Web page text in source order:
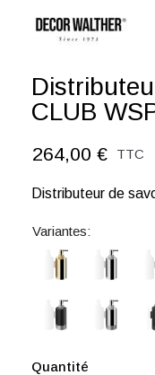
CLUB
264,00 € TTC
Distributeur de
Variantes:
Quantité